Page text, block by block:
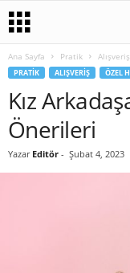
Ana Sayfa Pratik Alışveriş
PRATIK ALIŞVERIŞ ÖZEL
Kız
Önerileri
Yazar Editör - Şubat 4, 2023